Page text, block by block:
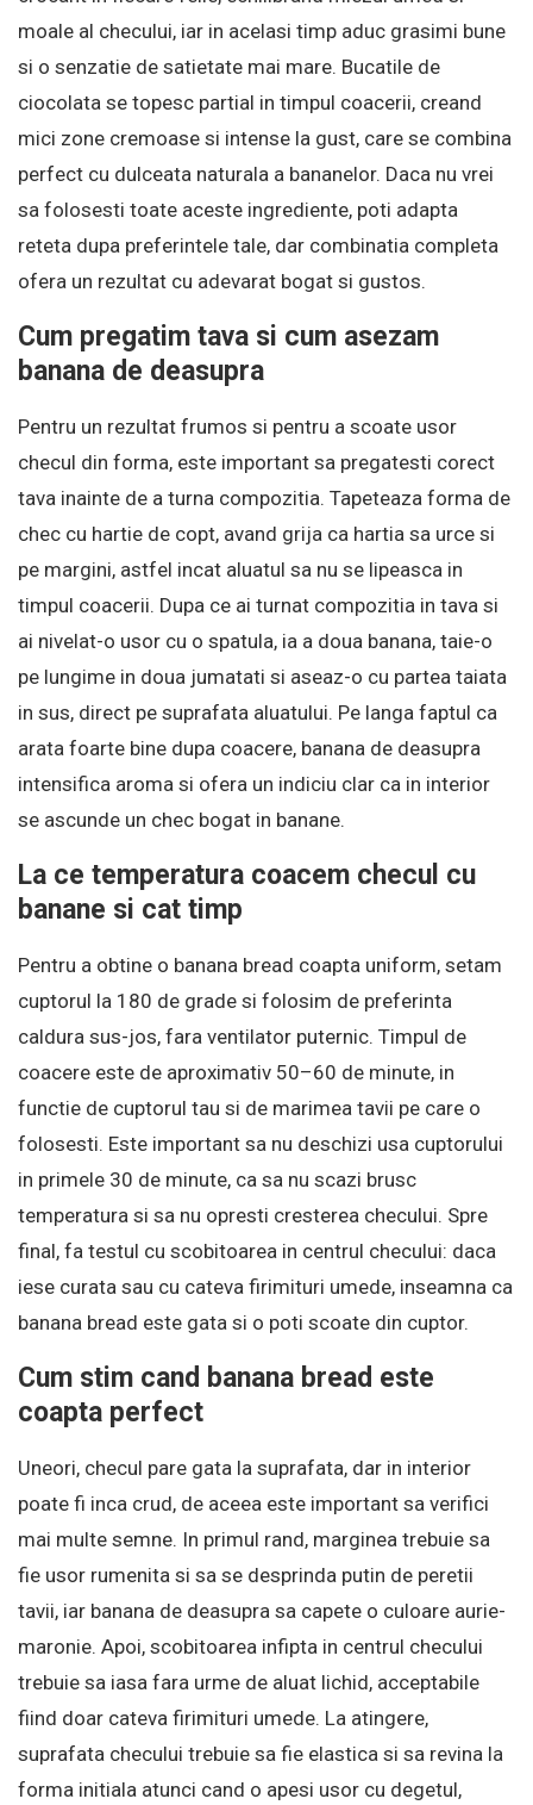
moale al checului, iar in acelasi timp aduc grasimi bune
si o senzatie de satietate mai mare. Bucatile de
ciocolata se topesc partial in timpul coacerii, creand
mici zone cremoase si intense la gust, care se combina
perfect cu dulceata naturala a bananelor. Daca nu vrei
sa folosesti toate aceste ingrediente, poti adapta
reteta dupa preferintele tale, dar combinatia completa
ofera un rezultat cu adevarat bogat si gustos.
Cum pregatim tava si cum asezam
banana de deasupra
Pentru un rezultat frumos si pentru a scoate usor
checul din forma, este important sa pregatesti corect
tava inainte de a turna compozitia. Tapeteaza forma de
chec cu hartie de copt, avand grija ca hartia sa urce si
pe margini, astfel incat aluatul sa nu se lipeasca in
timpul coacerii. Dupa ce ai turnat compozitia in tava si
ai nivelat-o usor cu o spatula, ia a doua banana, taie-o
pe lungime in doua jumatati si aseaz-o cu partea taiata
in sus, direct pe suprafata aluatului. Pe langa faptul ca
arata foarte bine dupa coacere, banana de deasupra
intensifica aroma si ofera un indiciu clar ca in interior
se ascunde un chec bogat in banane.
La ce temperatura coacem checul cu
banane si cat timp
Pentru a obtine o banana bread coapta uniform, setam
cuptorul la 180 de grade si folosim de preferinta
caldura sus-jos, fara ventilator puternic. Timpul de
coacere este de aproximativ 50–60 de minute, in
functie de cuptorul tau si de marimea tavii pe care o
folosesti. Este important sa nu deschizi usa cuptorului
in primele 30 de minute, ca sa nu scazi brusc
temperatura si sa nu opresti cresterea checului. Spre
final, fa testul cu scobitoarea in centrul checului: daca
iese curata sau cu cateva firimituri umede, inseamna ca
banana bread este gata si o poti scoate din cuptor.
Cum stim cand banana bread este
coapta perfect
Uneori, checul pare gata la suprafata, dar in interior
poate fi inca crud, de aceea este important sa verifici
mai multe semne. In primul rand, marginea trebuie sa
fie usor rumenita si sa se desprinda putin de peretii
tavii, iar banana de deasupra sa capete o culoare aurie-
maronie. Apoi, scobitoarea infipta in centrul checului
trebuie sa iasa fara urme de aluat lichid, acceptabile
fiind doar cateva firimituri umede. La atingere,
suprafata checului trebuie sa fie elastica si sa revina la
forma initiala atunci cand o apesi usor cu degetul,